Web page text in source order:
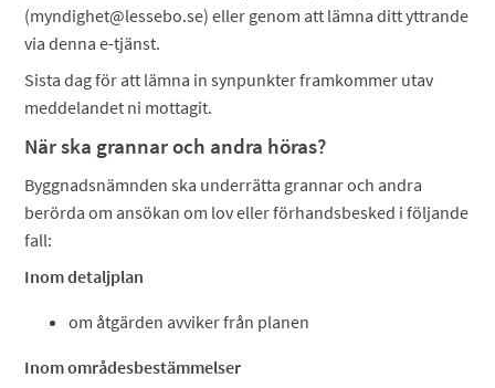
(myndighet@lessebo.se) eller genom att lämna ditt yttrande
via denna e-tjänst.
Sista dag för att lämna in synpunkter framkommer utav
meddelandet ni mottagit.
När ska grannar och andra höras?
Byggnadsnämnden ska underrätta grannar och andra
berörda om ansökan om lov eller förhandsbesked i följande
fall:
Inom detaljplan
om åtgärden avviker från planen
Inom områdesbestämmelser